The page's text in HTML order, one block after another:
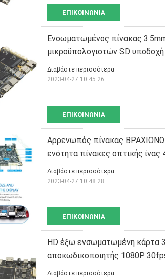
ΕΠΙΚΟΙΝΩΝΊΑ
Ενσωματωμένος πίνακας
μικροϋπολογιστών SD
ΕΠΙΚΟΙΝΩΝΊΑ
Διαβάστε περισσότερα
2023-04-27 10:45:26
Αρρενωπός πίνακας
ενότητα πίνακες οπτικής ίνας
ΕΠΙΚΟΙΝΩΝΊΑ
Διαβάστε περισσότερα
2023-04-27 10:48:28
HD έξω ενσωματωμένη κάρτα
αποκωδικοποιητής 1080P
Διαβάστε περισσότερα